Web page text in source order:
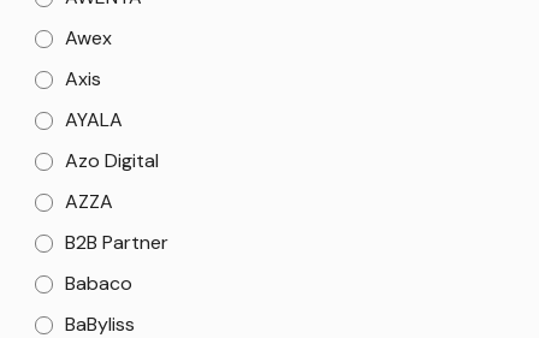
Awex
Axis
AYALA
Azo Digital
AZZA
B2B Partner
Babaco
BaByliss